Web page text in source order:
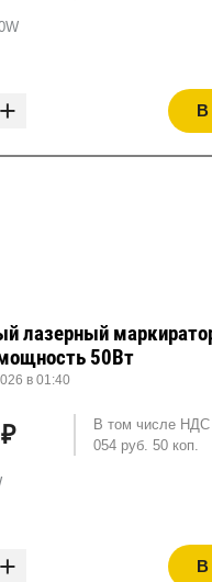
+ В
лазерный
50Вт
в 01:40
В том числе НДС
054 руб. 50 коп.
+ В